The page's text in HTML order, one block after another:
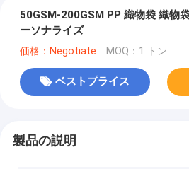
50GSM-200GSM PP 織物袋 織物
ーソナライズ
価格：Negotiate MOQ：1 トン
ベストプライス
製品の説明